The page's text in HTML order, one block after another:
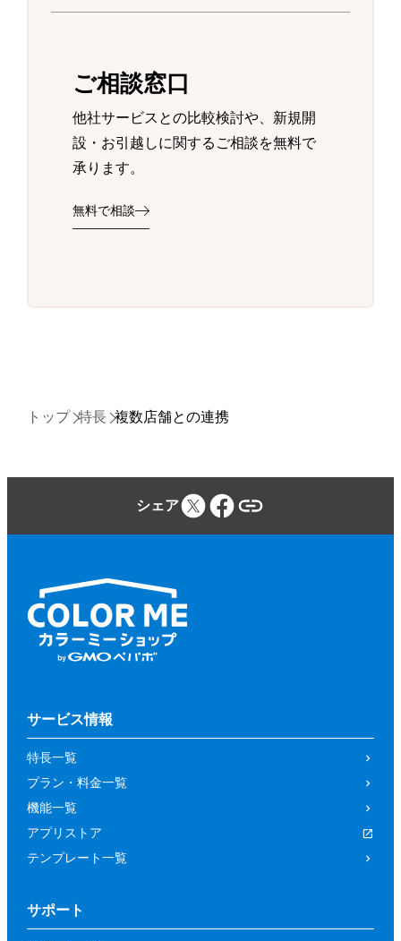
ご相談窓口
他社サービスとの比較検討や、新規開
設・お引越しに関するご相談を無料で
承ります。
無料で相談
トップ 特長 複数店舗との連携
シェア
サービス情報
特長一覧
プラン・料金一覧
機能一覧
アプリストア
テンプレート一覧
サポート